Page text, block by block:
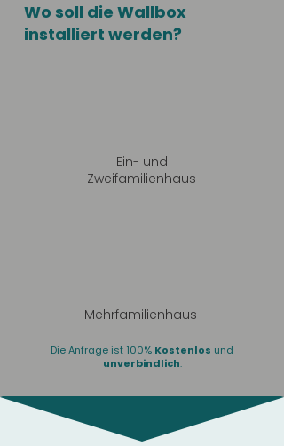
Wo soll die Wallbox
installiert werden?
Ein- und
Zweifamilienhaus
Mehrfamilienhaus
Die Anfrage ist 100% Kostenlos und
unverbindlich.